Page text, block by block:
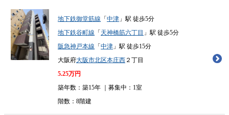
地下鉄御堂筋線 「中津 」駅 徒歩5分
地下鉄谷町線 「天神橋筋六丁目 」駅 徒歩5分
阪急神戸本線 「中津 」駅 徒歩15分
大阪府大阪市北区本庄西 ２丁目
5.25万円
築年数：築15年 ｜募集中： 1室
階数：8階建